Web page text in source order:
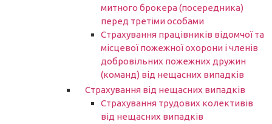
митного брокера (посередника)
перед третіми особами
Страхування працівників відомчої та
місцевої пожежної охорони і членів
добровільних пожежних дружин
(команд) від нещасних випадків
Страхування від нещасних випадків
Страхування трудових колективів
від нещасних випадків